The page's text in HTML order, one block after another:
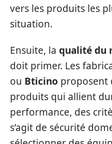
vers les produits les
situation.
Ensuite, la qualité du
doit primer. Les
ou Bticino proposent
produits qui allient
performance, des
s’agit de sécurité